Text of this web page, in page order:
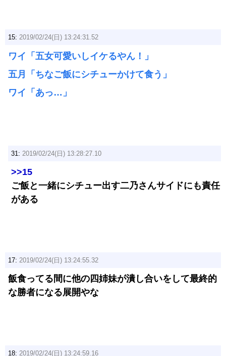
15: 2019/02/24(日) 13:24:31.52
ワイ「五女可愛いしイケるやん！」
五月「ちなご飯にシチューかけて食う」
ワイ「あっ…」
31: 2019/02/24(日) 13:28:27.10
>>15
ご飯と一緒にシチュー出す二乃さんサイドにも責任
がある
17: 2019/02/24(日) 13:24:55.32
飯食ってる間に他の四姉妹が潰し合いをして最終的
な勝者になる展開やな
18: 2019/02/24(日) 13:24:59.16